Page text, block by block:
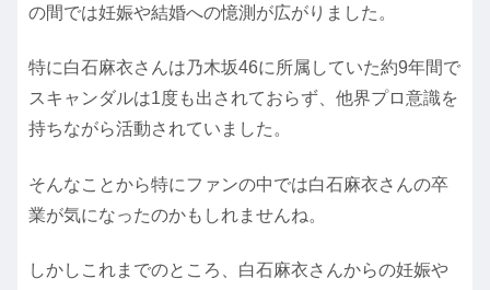
の間では妊娠や結婚への憶測が広がりました。
特に白石麻衣さんは乃木坂46に所属していた約9年間で
スキャンダルは1度も出されておらず、他界プロ意識を
持ちながら活動されていました。
そんなことから特にファンの中では白石麻衣さんの卒
業が気になったのかもしれませんね。
しかしこれまでのところ、白石麻衣さんからの妊娠や